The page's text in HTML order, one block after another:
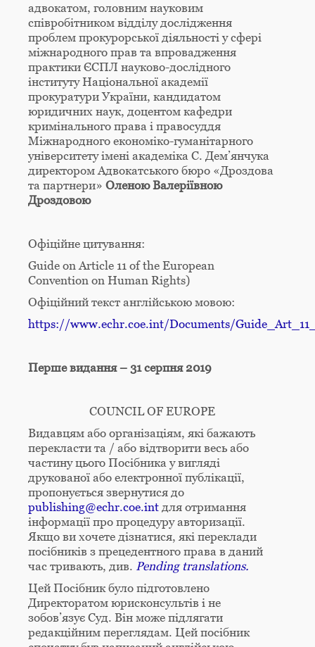
адвокатом, головним науковим
співробітником відділу дослідження
проблем прокурорської діяльності у сфері
міжнародного прав та впровадження
практики ЄСПЛ науково-дослідного
інституту Національної академії
прокуратури України, кандидатом
юридичних наук, доцентом кафедри
кримінального права і правосуддя
Міжнародного економіко-гуманітарного
університету імені академіка С. Дем’янчука
директором Адвокатського бюро «Дроздова
та партнери» Оленою Валеріївною
Дроздовою
Офіційне цитування:
Guide on Article 11 of the European
Convention on Human Rights)
Офіційний текст англійською мовою:
https://www.echr.coe.int/Documents/
Перше видання – 31 серпня 2019
COUNCIL OF EUROPE
Видавцям або організаціям, які бажають
перекласти та / або відтворити весь або
частину цього Посібника у вигляді
друкованої або електронної публікації,
пропонується звернутися до
publishing@echr.coe.int для отримання
інформації про процедуру авторизації.
Якщо ви хочете дізнатися, які переклади
посібників з прецедентного права в даний
час тривають, див. Pending translations.
Цей Посібник було підготовлено
Директоратом юрисконсультів і не
зобов’язує Суд. Він може підлягати
редакційним переглядам. Цей посібник